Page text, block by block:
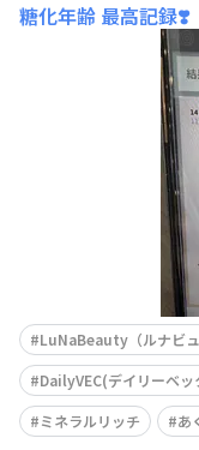
糖化年齢 最高記録❣️
LuNaBeauty（ルナビ
DailyVEC(デイリーベッ
ミネラルリッチ
あ